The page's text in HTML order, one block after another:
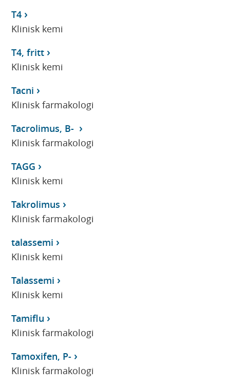
T4
Klinisk kemi
T4, fritt
Klinisk kemi
Tacni
Klinisk farmakologi
Tacrolimus, B-
Klinisk farmakologi
TAGG
Klinisk kemi
Takrolimus
Klinisk farmakologi
talassemi
Klinisk kemi
Talassemi
Klinisk kemi
Tamiflu
Klinisk farmakologi
Tamoxifen, P-
Klinisk farmakologi